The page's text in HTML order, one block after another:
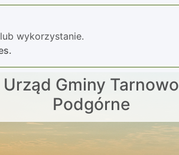
wykorzystanie.
Urząd Gminy Tarnowo
Podgórne